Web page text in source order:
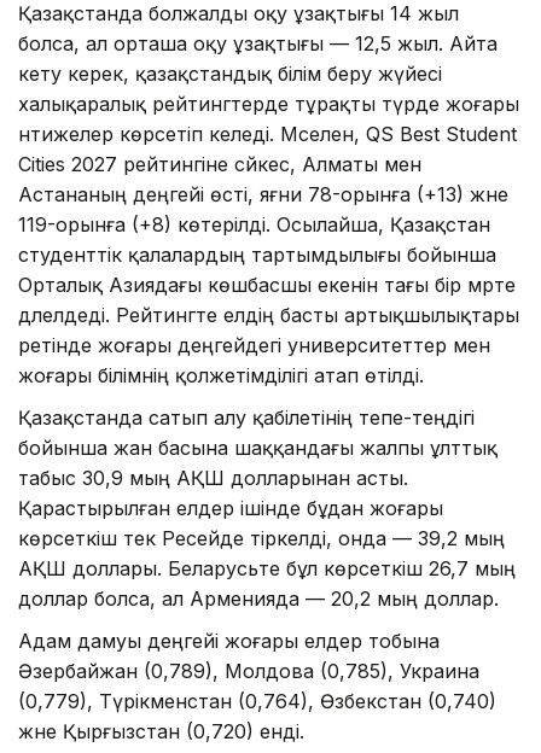
Қазақстанда болжалды оқу ұзақтығы 14 жыл
болса, ал орташа оқу ұзақтығы — 12,5 жыл. Айта
кету керек, қазақстандық білім беру жүйесі
халықаралық рейтингтерде тұрақты түрде жоғары
нәтижелер көрсетіп келеді. Мәселен, QS Best Student
Cities 2027 рейтингіне сәйкес, Алматы мен
Астананың деңгейі өсті, яғни 78-орынға (+13) және
119-орынға (+8) көтерілді. Осылайша, Қазақстан
студенттік қалалардың тартымдылығы бойынша
Орталық Азиядағы көшбасшы екенін тағы бір мәрте
дәлелдеді. Рейтингте елдің басты артықшылықтары
ретінде жоғары деңгейдегі университеттер мен
жоғары білімнің қолжетімділігі атап өтілді.
Қазақстанда сатып алу қабілетінің тепе-теңдігі
бойынша жан басына шаққандағы жалпы ұлттық
табыс 30,9 мың АҚШ долларынан асты.
Қарастырылған елдер ішінде бұдан жоғары
көрсеткіш тек Ресейде тіркелді, онда — 39,2 мың
АҚШ доллары. Беларусьте бұл көрсеткіш 26,7 мың
доллар болса, ал Арменияда — 20,2 мың доллар.
Адам дамуы деңгейі жоғары елдер тобына
Әзербайжан (0,789), Молдова (0,785), Украина
(0,779), Түрікменстан (0,764), Өзбекстан (0,740)
және Қырғызстан (0,720) енді.